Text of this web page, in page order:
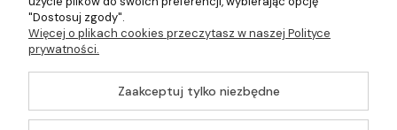
©2026 Wszelkie Prawa Zastrzeżone | Gastrosklep |
Wyposażenie gastronomii, restauracji oraz barów
Szablon Master byEcommercy
"Dostosuj zgody".
Więcej o plikach cookies przeczytasz w naszej Polityce
prywatności.
Zaakceptuj tylko niezbędne